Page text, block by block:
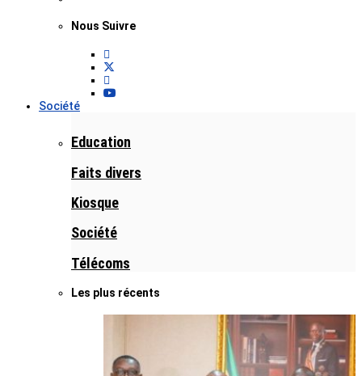
Nous Suivre
Société
Education
Faits divers
Kiosque
Société
Télécoms
Les plus récents